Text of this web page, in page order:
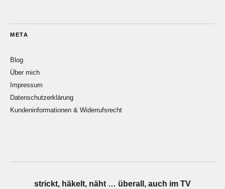
META
Blog
Über mich
Impressum
Datenschutzerklärung
Kundeninformationen & Widerrufsrecht
strickt, häkelt, näht … überall, auch im TV